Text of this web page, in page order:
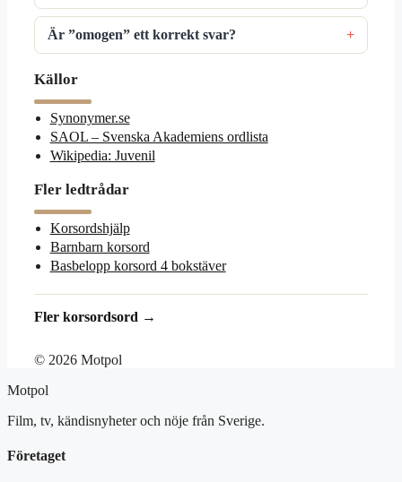
Är ”omogen” ett korrekt svar?
Källor
Synonymer.se
SAOL – Svenska Akademiens ordlista
Wikipedia: Juvenil
Fler ledtrådar
Korsordshjälp
Barnbarn korsord
Basbelopp korsord 4 bokstäver
Fler korsordsord →
© 2026 Motpol
Motpol
Film, tv, kändisnyheter och nöje från Sverige.
Företaget